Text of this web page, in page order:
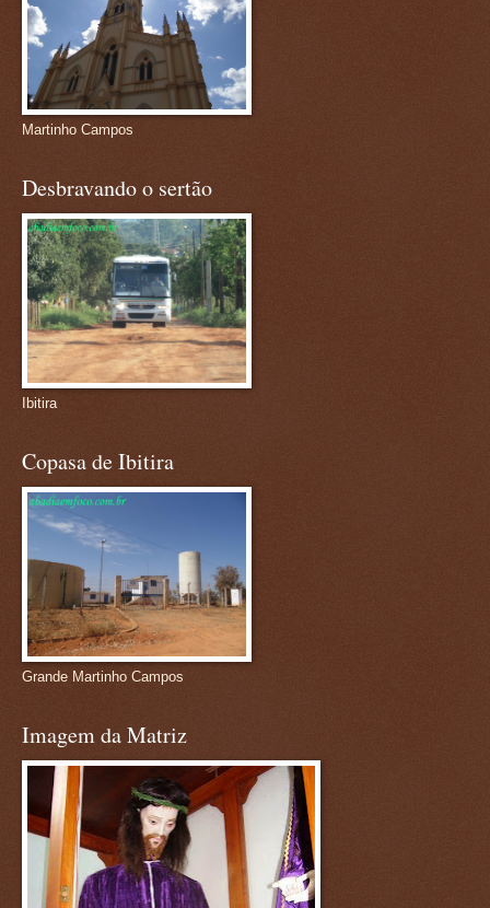
Martinho Campos
Desbravando o sertão
Ibitira
Copasa de Ibitira
Grande Martinho Campos
Imagem da Matriz